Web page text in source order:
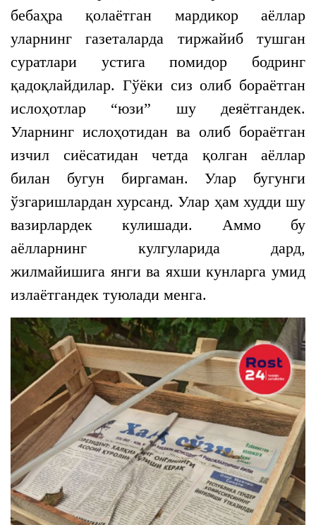
бебаҳра қолаётган мардикор аёллар
уларнинг газеталарда тиржайиб тушган
суратлари устига помидор бодринг
қадоқлайдилар. Гўёки сиз олиб бораётган
ислоҳотлар “юзи” шу деяётгандек.
Уларнинг ислоҳотидан ва олиб бораётган
изчил сиёсатидан четда қолган аёллар
билан бугун биргаман. Улар бугунги
ўзгаришлардан хурсанд. Улар ҳам худди шу
вазирлардек кулишади. Аммо бу
аёлларнинг кулгуларида дард,
жилмайишига янги ва яхши кунларга умид
излаётгандек туюлади менга.